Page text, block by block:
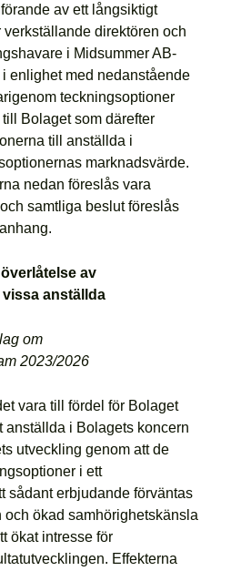
av ett långsiktigt
direktören och
i Midsummer AB-
i enlighet med nedanstående
teckningsoptioner
Bolaget som därefter
till anställda i
marknadsvärde.
nedan föreslås vara
samtliga beslut föreslås
av
anställda
om
2023/2026
vara till fördel för Bolaget
anställda i Bolagets koncern
utveckling genom att de
i ett
sådant erbjudande förväntas
och ökad samhörighetskänsla
ökat intresse för
Effekterna